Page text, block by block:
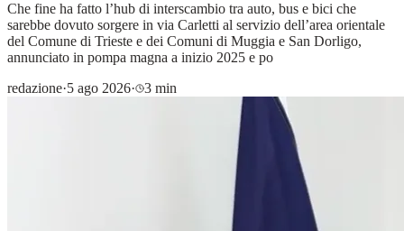
Che fine ha fatto l’hub di interscambio tra auto, bus e bici che
sarebbe dovuto sorgere in via Carletti al servizio dell’area orientale
del Comune di Trieste e dei Comuni di Muggia e San Dorligo,
annunciato in pompa magna a inizio 2025 e po
redazione·5 ago 2026· 3 min